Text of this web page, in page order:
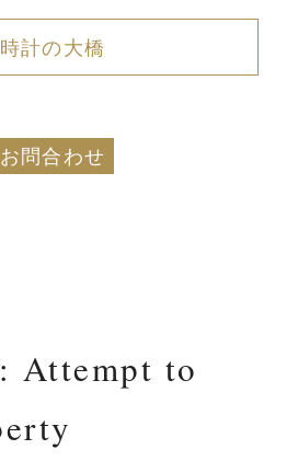
時計の大橋
お問合わせ
: Attempt to